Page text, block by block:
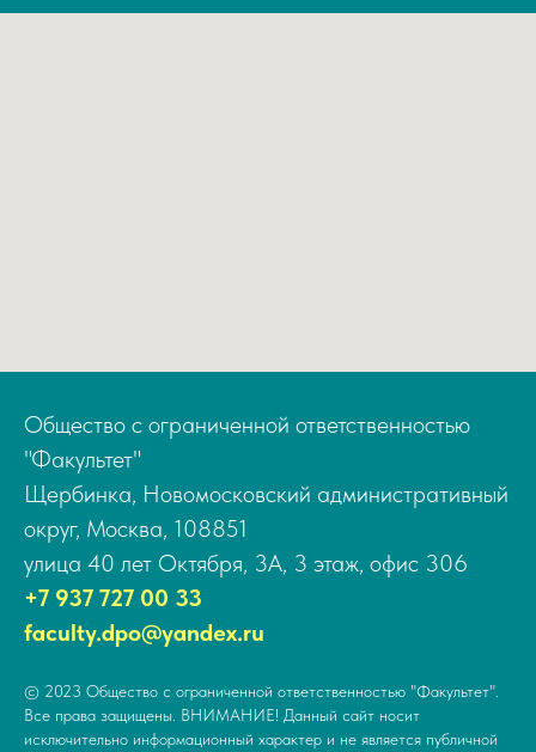
Общество с ограниченной ответственностью
"Факультет"
Щербинка, Новомосковский административный
округ, Москва, 108851
улица 40 лет Октября, 3А, 3 этаж, офис 306
+7 937 727 00 33
faculty.dpo@yandex.ru
© 2023 Общество с ограниченной ответственностью "Факультет".
Все права защищены. ВНИМАНИЕ! Данный сайт носит
исключительно информационный характер и не является публичной